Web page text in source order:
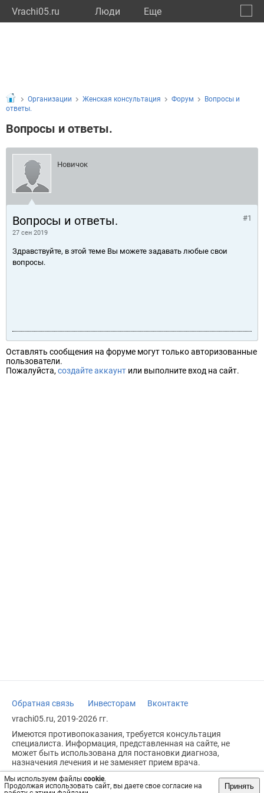
Vrachi05.ru Люди Eще
Мы используем файлы cookie.
Продолжая использовать сайт, вы даете свое согласие на
Принять
Организации Женская консультация Форум
Вопросы и
ответы.
Вопросы и ответы.
Новичок
Вопросы и ответы.
27 сен 2019
#1
Здравствуйте, в этой теме Вы можете задавать любые свои
вопросы.
Оставлять сообщения на форуме могут только авторизованные
пользователи.
Пожалуйста, создайте аккаунт или выполните вход на сайт.
Обратная связь Инвесторам
Вконтакте
vrachi05.ru, 2019-2026 гг.
Имеются противопоказания, требуется консультация
специалиста. Информация, представленная на сайте, не
может быть использована для постановки диагноза,
назначения лечения и не заменяет прием врача.
Возрастное ограничение: 18+